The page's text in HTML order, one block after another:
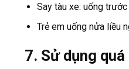
Say tàu xe: uống
Trẻ em uống nửa liều
7. Sử dụng quá